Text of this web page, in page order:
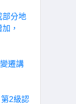
部分地
，
遷講
第2級認